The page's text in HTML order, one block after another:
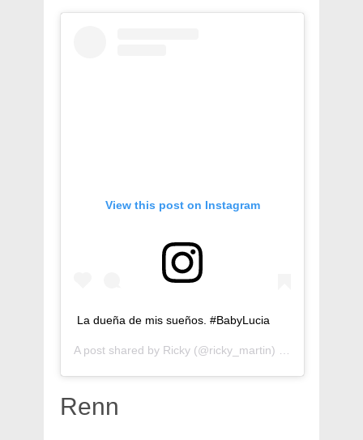
View this post on Instagram
La dueña de mis sueños. #BabyLucia
A post shared by Ricky (@ricky_martin) on
Renn